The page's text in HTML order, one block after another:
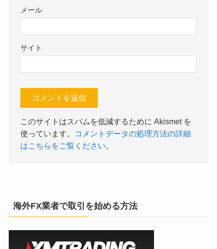
メール
サイト
このサイトはスパムを低減するために Akismet を
使っています。
コメントデータの処理方法の詳細
はこちらをご覧ください。
海外FX業者で取引を始める方法